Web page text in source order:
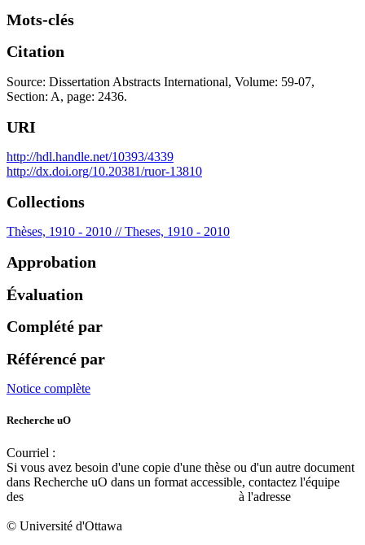
Mots-clés
Citation
Source: Dissertation Abstracts International, Volume: 59-07,
Section: A, page: 2436.
URI
http://hdl.handle.net/10393/4339
http://dx.doi.org/10.20381/ruor-13810
Collections
Thèses, 1910 - 2010 // Theses, 1910 - 2010
Approbation
Évaluation
Complété par
Référencé par
Notice complète
Recherche uO
Courriel :
Si vous avez besoin d'une copie d'une thèse ou d'un autre document
dans Recherche uO dans un format accessible, contactez l'équipe
des
à l'adresse
© Université d'Ottawa